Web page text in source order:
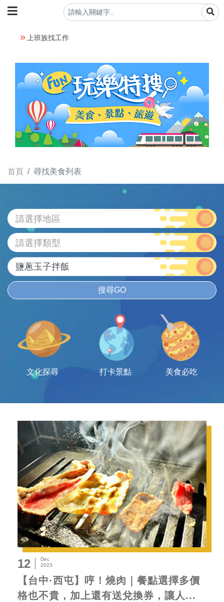
上班族找工作
首頁 尋找美食列表
請選擇地區
請選擇類型
搜尋GO
文化探尋 打卡景點 美食必吃
12
Dec
2023
【台中·西屯】哼！燒肉｜餐點選擇多價
格也不貴，加上還有送兌換券，讓人...